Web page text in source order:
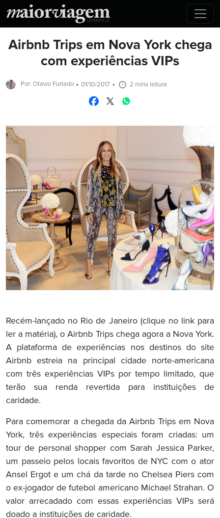
Airbnb Trips em Nova York chega
com experiências VIPs
Por: Otavio Furtado 01/10/2017 2 mins leitura
Recém-lançado no Rio de Janeiro (clique no link para
ler a matéria), o Airbnb Trips chega agora a Nova York.
A plataforma de experiências nos destinos do site
Airbnb estreia na principal cidade norte-americana
com três experiências VIPs por tempo limitado, que
terão sua renda revertida para instituições de
caridade.
Para comemorar a chegada da Airbnb Trips em Nova
York, três experiências especiais foram criadas: um
tour de personal shopper com Sarah Jessica Parker,
um passeio pelos locais favoritos de NYC com o ator
Ansel Ergot e um chá da tarde no Chelsea Piers com
o ex-jogador de futebol americano Michael Strahan. O
valor arrecadado com essas experiências VIPs será
doado a instituições de caridade.